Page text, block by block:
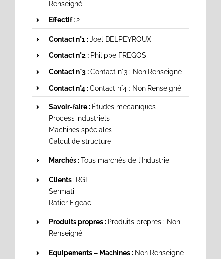
Renseigné
Effectif :2
Contact n°1 :Joël DELPEYROUX
Contact n°2 : Philippe FREGOSI
Contact n°3 :Contact n°3 : Non Renseigné
Contact n°4 :Contact n°4 : Non Renseigné
Savoir-faire : Études mécaniques
Process industriels
Machines spéciales
Calcul de structure
Marchés :Tous marchés de l'Industrie
Clients : RGI
Sermati
Ratier Figeac
Produits propres : Produits propres : Non
Renseigné
Equipements – Machines : Non Renseigné